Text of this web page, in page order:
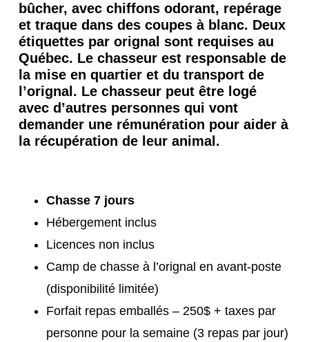
bûcher, avec chiffons odorant, repérage
et traque dans des coupes à blanc. Deux
étiquettes par orignal sont requises au
Québec. Le chasseur est responsable de
la mise en quartier et du transport de
l’orignal. Le chasseur peut être logé
avec d’autres personnes qui vont
demander une rémunération pour aider à
la récupération de leur animal.
Chasse 7 jours
Hébergement inclus
Licences non inclus
Camp de chasse à l’orignal en avant-poste
(disponibilité limitée)
Forfait repas emballés – 250$ + taxes par
personne pour la semaine (3 repas par jour)